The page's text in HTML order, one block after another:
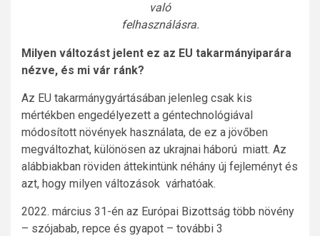
való
felhasználásra.
Milyen változást jelent ez az EU takarmányiparára
nézve, és mi vár ránk?
Az EU takarmánygyártásában jelenleg csak kis
mértékben engedélyezett a géntechnológiával
módosított növények használata, de ez a jövőben
megváltozhat, különösen az ukrajnai háború miatt. Az
alábbiakban röviden áttekintünk néhány új fejleményt és
azt, hogy milyen változások várhatóak.
2022. március 31-én az Európai Bizottság több növény
– szójabab, repce és gyapot – további 3